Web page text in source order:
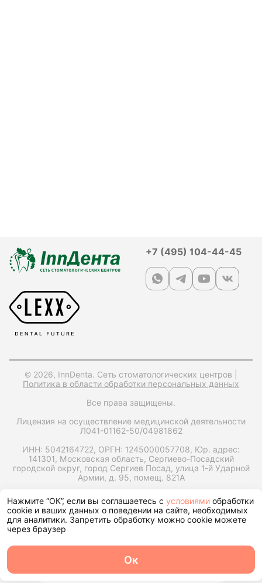
+7 (495) 104-44-45
© 2026, InnDenta. Сеть стоматологических центров |
Политика в области обработки персональных данных
Все права защищены.
Лицензия на осуществление медицинской деятельности
Л041-01162-50/04981862
ИНН: 5042164722, ОРГН: 1245000057708, Юр. адрес:
141301, Московская область, Сергиево-Посадский
городской округ, город Сергиев Посад, улица 1-й Ударной
Армии, д. 95, помещ. 821А
Запрос справки на налоговый вычет
Нажмите “ОК”, если вы соглашаетесь с условиями обработки
cookie и ваших данных о поведении на сайте, необходимых
для аналитики. Запретить обработку можно cookie можете
через браузер
Ок